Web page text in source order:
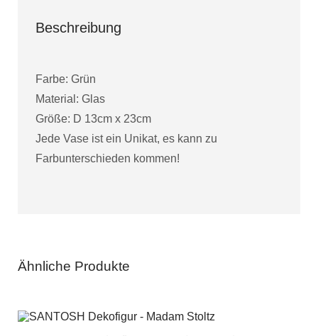
Beschreibung
Farbe: Grün
Material: Glas
Größe: D 13cm x 23cm
Jede Vase ist ein Unikat, es kann zu
Farbunterschieden kommen!
Ähnliche Produkte